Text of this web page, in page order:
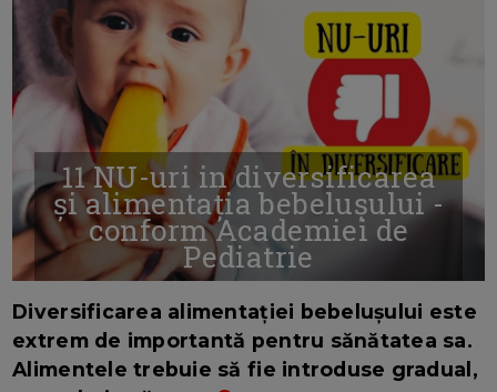
11 NU-uri in diversificarea
și alimentația bebelușului -
conform Academiei de
Pediatrie
Diversificarea alimentației bebelușului este
extrem de importantă pentru sănătatea sa.
Alimentele trebuie să fie introduse gradual,